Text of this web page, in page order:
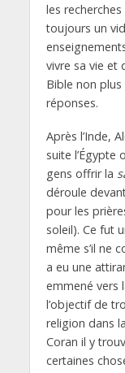
les
toujours un
vivre sa vie et
Bible non
réponses.
Après l’Inde,
suite
gens offrir la
déroule
pour les
soleil). Ce fut
même s’il ne
a eu une
emmené vers
l’objectif de
religion dans
Coran il y
certaines